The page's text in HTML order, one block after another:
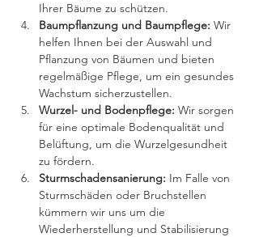
Ihrer Bäume zu schützen.
Baumpflanzung und Baumpflege: Wir
helfen Ihnen bei der Auswahl und
Pflanzung von Bäumen und bieten
regelmäßige Pflege, um ein gesundes
Wachstum sicherzustellen.
Wurzel- und Bodenpflege: Wir sorgen
für eine optimale Bodenqualität und
Belüftung, um die Wurzelgesundheit
zu fördern.
Sturmschadensanierung: Im Falle von
Sturmschäden oder Bruchstellen
kümmern wir uns um die
Wiederherstellung und Stabilisierung